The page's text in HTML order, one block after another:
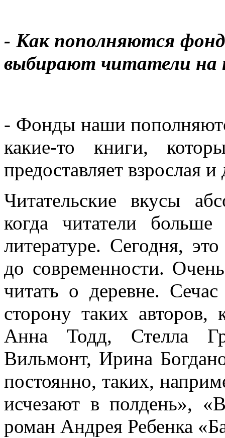
- Как пополняются
выбирают читатели на
- Фонды наши
какие-то книги,
предоставляет взрослая
Читательские вкусы
когда читатели
литературе. Сегодня,
до современности.
читать о деревне.
сторону таких
Анна Тодд, Стелла
Вильмонт, Ирина
постоянно, таких,
исчезают в полдень»,
роман Андрея Ребенка